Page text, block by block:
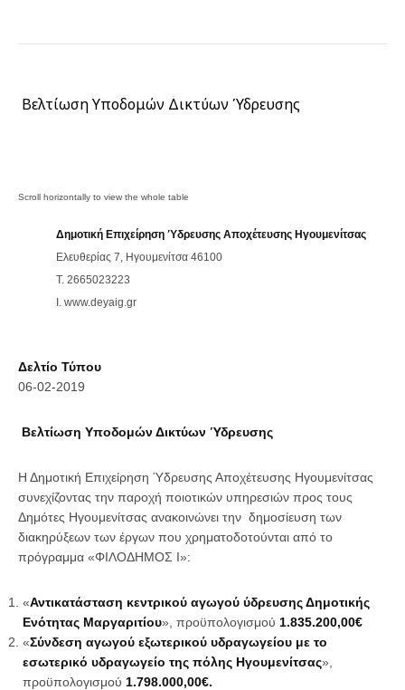
Βελτίωση Υποδομών Δικτύων Ύδρευσης
Δημοτική Επιχείρηση Ύδρευσης Αποχέτευσης Ηγουμενίτσας
Ελευθερίας 7, Ηγουμενίτσα 46100
T. 2665023223
Ι. www.deyaig.gr
Δελτίο Τύπου
06-02-2019
Βελτίωση Υποδομών Δικτύων Ύδρευσης
Η Δημοτική Επιχείρηση Ύδρευσης Αποχέτευσης Ηγουμενίτσας
συνεχίζοντας την παροχή ποιοτικών υπηρεσιών προς τους
Δημότες Ηγουμενίτσας ανακοινώνει την δημοσίευση των
διακηρύξεων των έργων που χρηματοδοτούνται από το
πρόγραμμα «ΦΙΛΟΔΗΜΟΣ Ι»:
«Αντικατάσταση κεντρικού αγωγού ύδρευσης Δημοτικής
Ενότητας Μαργαριτίου», προϋπολογισμού 1.835.200,00€
«Σύνδεση αγωγού εξωτερικού υδραγωγείου με το
εσωτερικό υδραγωγείο της πόλης Ηγουμενίτσας»,
προϋπολογισμού 1.798.000,00€.